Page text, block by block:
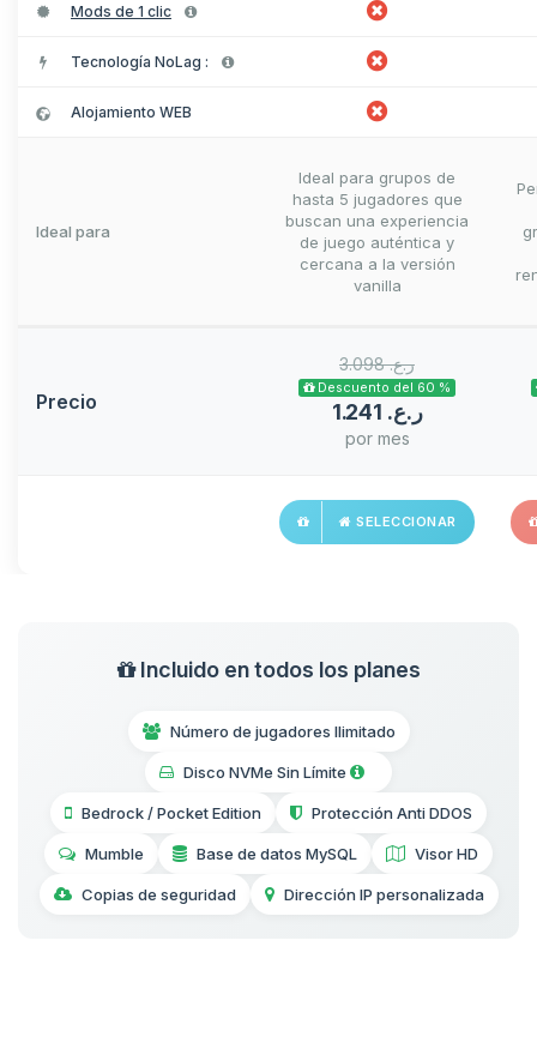
Mods de 1 clic
Tecnología NoLag :
Alojamiento WEB
Ideal para
Ideal para grupos de
hasta 5 jugadores que
buscan una experiencia
de juego auténtica y
cercana a la versión
vanilla
Precio
3.098 ر.ع.‏
Descuento del 60 %
1.241 ر.ع.‏
por mes
SELECCIONAR
Incluido en todos los planes
Número de jugadores Ilimitado
Disco NVMe Sin Límite
Bedrock / Pocket Edition Protección Anti DDOS
Mumble Base de datos MySQL Visor HD
Copias de seguridad Dirección IP personalizada